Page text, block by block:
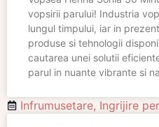
vopsirii parului! Industria
lungul timpului, iar in
produse si tehnologii
cautarea unei solutii
parul in nuante vibrante si
Infrumusetare, Ingrijire